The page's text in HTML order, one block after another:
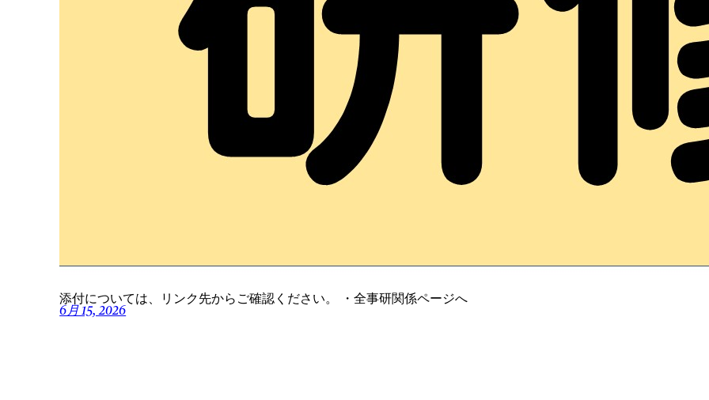
添付については、リンク先からご確認ください。 ・全事研関係ページへ
6月 15, 2026